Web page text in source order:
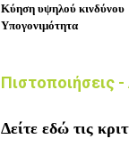
Κύηση υψηλού κινδύνου
Υπογονιμότητα
Πιστοποιήσεις -
Δείτε εδώ τις